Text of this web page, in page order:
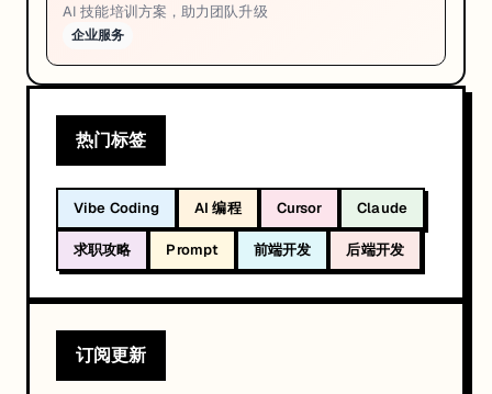
AI 技能培训方案，助力团队升级
企业服务
热门标签
Vibe Coding AI 编程 Cursor Claude
求职攻略 Prompt 前端开发 后端开发
订阅更新